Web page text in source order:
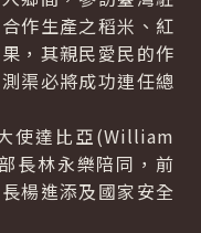
作生產之稻米、紅
，其親民愛民的作
渠必將成功連任總
使達比亞(William
長林永樂陪同，前
楊進添及國家安全